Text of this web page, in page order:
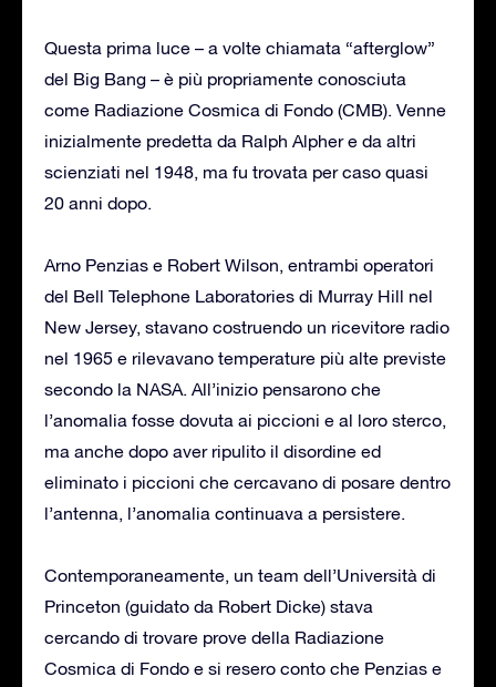
Questa prima luce – a volte chiamata “afterglow”
del Big Bang – è più propriamente conosciuta
come Radiazione Cosmica di Fondo (CMB). Venne
inizialmente predetta da Ralph Alpher e da altri
scienziati nel 1948, ma fu trovata per caso quasi
20 anni dopo.
Arno Penzias e Robert Wilson, entrambi operatori
del Bell Telephone Laboratories di Murray Hill nel
New Jersey, stavano costruendo un ricevitore radio
nel 1965 e rilevavano temperature più alte previste
secondo la NASA. All’inizio pensarono che
l’anomalia fosse dovuta ai piccioni e al loro sterco,
ma anche dopo aver ripulito il disordine ed
eliminato i piccioni che cercavano di posare dentro
l’antenna, l’anomalia continuava a persistere.
Contemporaneamente, un team dell’Università di
Princeton (guidato da Robert Dicke) stava
cercando di trovare prove della Radiazione
Cosmica di Fondo e si resero conto che Penzias e